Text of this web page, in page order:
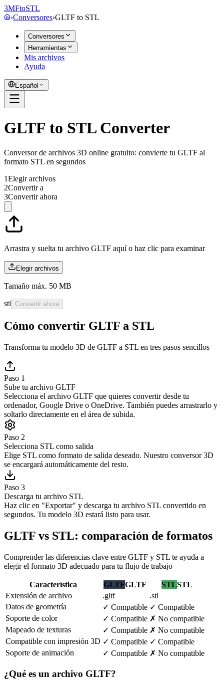
3MFtoSTL
›Conversores›GLTF to STL
Conversores
Herramientas
Mis archivos
Ayuda
Español
GLTF to STL Converter
Conversor de archivos 3D online gratuito: convierte tu GLTF al
formato STL en segundos
1Elegir archivos
2Convertir a
3Convertir ahora
Arrastra y suelta tu archivo GLTF aquí o haz clic para examinar
Elegir archivos
Tamaño máx. 50 MB
stl Convertir ahora
Cómo convertir GLTF a STL
Transforma tu modelo 3D de GLTF a STL en tres pasos sencillos
Paso 1
Sube tu archivo GLTF
Selecciona el archivo GLTF que quieres convertir desde tu
ordenador, Google Drive o OneDrive. También puedes arrastrarlo y
soltarlo directamente en el área de subida.
Paso 2
Selecciona STL como salida
Elige STL como formato de salida deseado. Nuestro conversor 3D
se encargará automáticamente del resto.
Paso 3
Descarga tu archivo STL
Haz clic en "Exportar" y descarga tu archivo STL convertido en
segundos. Tu modelo 3D estará listo para usar.
GLTF vs STL: comparación de formatos
Comprender las diferencias clave entre GLTF y STL te ayuda a
elegir el formato 3D adecuado para tu flujo de trabajo
Característica GLTFGLTF STLSTL
Extensión de archivo
.gltf
.stl
Datos de geometría
✓ Compatible ✓ Compatible
Soporte de color
✓ Compatible ✗ No compatible
Mapeado de texturas
✓ Compatible ✗ No compatible
Compatible con impresión 3D ✓ Compatible ✓ Compatible
Soporte de animación
✓ Compatible ✗ No compatible
¿Qué es un archivo GLTF?